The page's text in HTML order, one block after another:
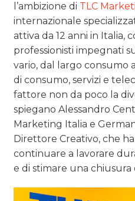
l’ambizione di TLC
internazionale
attiva da 12 anni in Italia,
professionisti impegnati
vario, dal largo consumo
di consumo, servizi e
fattore non da poco la
spiegano Alessandro
Marketing Italia e
Direttore Creativo, che
continuare a lavorare
e di stimare una chiusura